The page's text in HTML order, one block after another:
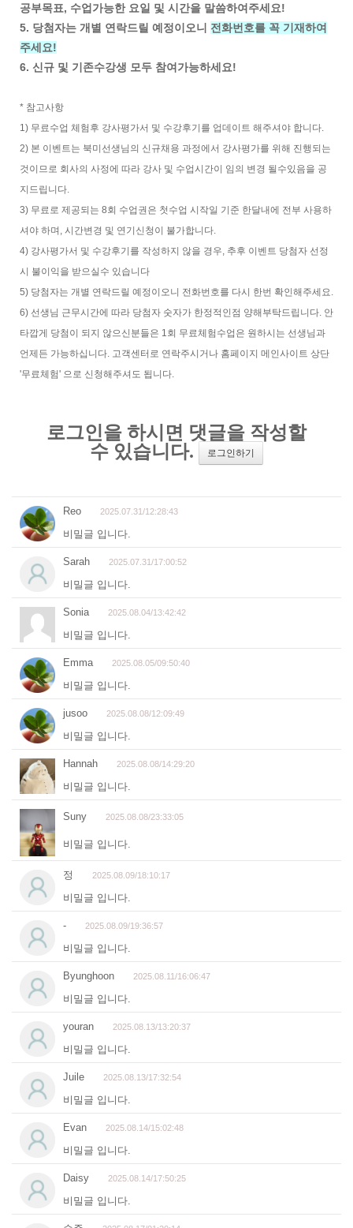
공부목표, 수업가능한 요일 및 시간을 말씀하여주세요!
5. 당첨자는 개별 연락드릴 예정이오니 전화번호를 꼭 기재하여
주세요!
6. 신규 및 기존수강생 모두 참여가능하세요!
* 참고사항
1) 무료수업 체험후 강사평가서 및 수강후기를 업데이트 해주셔야 합니다.
2) 본 이벤트는 북미선생님의 신규채용 과정에서 강사평가를 위해 진행되는
것이므로 회사의 사정에 따라 강사 및 수업시간이 임의 변경 될수있음을 공
지드립니다.
3) 무료로 제공되는 8회 수업권은 첫수업 시작일 기준 한달내에 전부 사용하
셔야 하며, 시간변경 및 연기신청이 불가합니다.
4) 강사평가서 및 수강후기를 작성하지 않을 경우, 추후 이벤트 당첨자 선정
시 불이익을 받으실수 있습니다
5) 당첨자는 개별 연락드릴 예정이오니 전화번호를 다시 한번 확인해주세요.
6) 선생님 근무시간에 따라 당첨자 숫자가 한정적인점 양해부탁드립니다. 안
타깝게 당첨이 되지 않으신분들은 1회 무료체험수업은 원하시는 선생님과
언제든 가능하십니다. 고객센터로 연락주시거나 홈페이지 메인사이트 상단
'무료체험' 으로 신청해주셔도 됩니다.